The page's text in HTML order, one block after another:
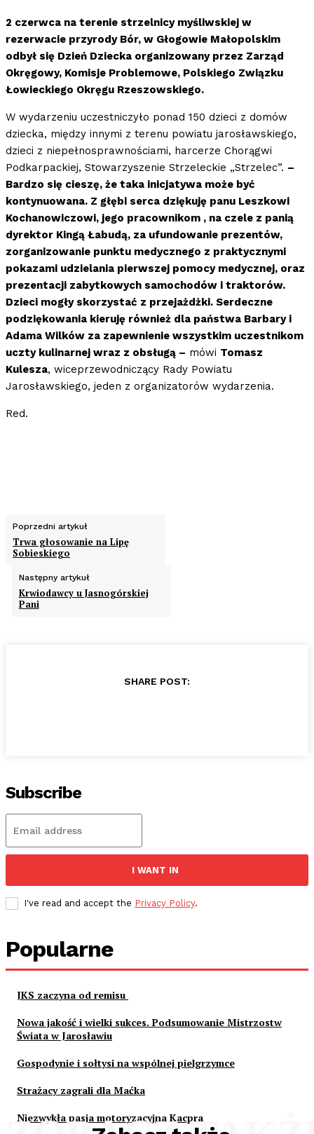
2 czerwca na terenie strzelnicy myśliwskiej w
rezerwacie przyrody Bór, w Głogowie Małopolskim
odbył się Dzień Dziecka organizowany przez Zarząd
Okręgowy, Komisje Problemowe, Polskiego Związku
Łowieckiego Okręgu Rzeszowskiego.
W wydarzeniu uczestniczyło ponad 150 dzieci z domów
dziecka, między innymi z terenu powiatu jarosławskiego,
dzieci z niepełnosprawnościami, harcerze Chorągwi
Podkarpackiej, Stowarzyszenie Strzeleckie „Strzelec”. –
Bardzo się cieszę, że taka inicjatywa może być
kontynuowana. Z głębi serca dziękuję panu Leszkowi
Kochanowiczowi, jego pracownikom , na czele z panią
dyrektor Kingą Łabudą, za ufundowanie prezentów,
zorganizowanie punktu medycznego z praktycznymi
pokazami udzielania pierwszej pomocy medycznej, oraz
prezentacji zabytkowych samochodów i traktorów.
Dzieci mogły skorzystać z przejażdżki. Serdeczne
podziękowania kieruję również dla państwa Barbary i
Adama Wilków za zapewnienie wszystkim uczestnikom
uczty kulinarnej wraz z obsługą – mówi Tomasz
Kulesza, wiceprzewodniczący Rady Powiatu
Jarosławskiego, jeden z organizatorów wydarzenia.
Red.
Poprzedni artykuł
Trwa głosowanie na Lipę
Sobieskiego
Następny artykuł
Krwiodawcy u Jasnogórskiej
Pani
SHARE POST:
Subscribe
I WANT IN
I've read and accept the Privacy Policy.
Popularne
JKS zaczyna od remisu
Nowa jakość i wielki sukces. Podsumowanie Mistrzostw
Świata w Jarosławiu
Gospodynie i sołtysi na wspólnej pielgrzymce
Strażacy zagrali dla Maćka
Niezwykła pasja motoryzacyjna Kacpra